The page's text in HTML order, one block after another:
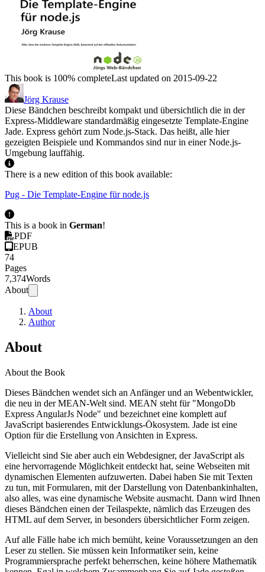
This book is 100% completeLast updated on 2015-09-22
Jörg Krause
Diese Bändchen beschreibt kompakt und übersichtlich die in der
Express-Middleware standardmäßig eingesetzte Template-Engine
Jade. Express gehört zum Node.js-Stack. Das heißt, alle hier
gezeigten Beispiele und Kommandos sind nur in einer Node.js-
Umgebung lauffähig.
There is a new edition of this book available:
Pug - Die Template-Engine für node.js
This is a book in German!
PDF
EPUB
74
Pages
7,374Words
About
About
Author
About
About the Book
Dieses Bändchen wendet sich an Anfänger und an Webentwickler,
die neu in der MEAN-Welt sind. MEAN steht für "MongoDb
Express AngularJs Node" und bezeichnet eine komplett auf
JavaScript basierendes Entwicklungs-Ökosystem. Jade ist eine
Option für die Erstellung von Ansichten in Express.
Vielleicht sind Sie aber auch ein Webdesigner, der JavaScript als
eine hervorragende Möglichkeit entdeckt hat, seine Webseiten mit
dynamischen Elementen aufzuwerten. Dabei haben Sie mit Texten
zu tun, mit Formularen, mit der Darstellung von Datenbankinhalten,
also alles, was eine dynamische Website ausmacht. Dann wird Ihnen
dieses Bändchen einen der Teilaspekte, nämlich das Erzeugen des
HTML auf dem Server, in besonders übersichtlicher Form zeigen.
Auf alle Fälle habe ich mich bemüht, keine Voraussetzungen an den
Leser zu stellen. Sie müssen kein Informatiker sein, keine
Programmiersprache perfekt beherrschen, keine höhere Mathematik